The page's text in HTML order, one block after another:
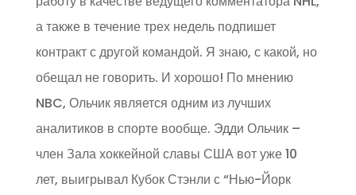
а также в течение трех недель подпишет
контракт с другой командой. Я знаю, с какой, но
обещал не говорить. И хорошо! По мнению
NBC, Ольчик является одним из лучших
аналитиков в спорте вообще. Эдди Ольчик –
член Зала хоккейной славы США вот уже 10
лет, выигрывал Кубок Стэнли с “Нью-Йорк